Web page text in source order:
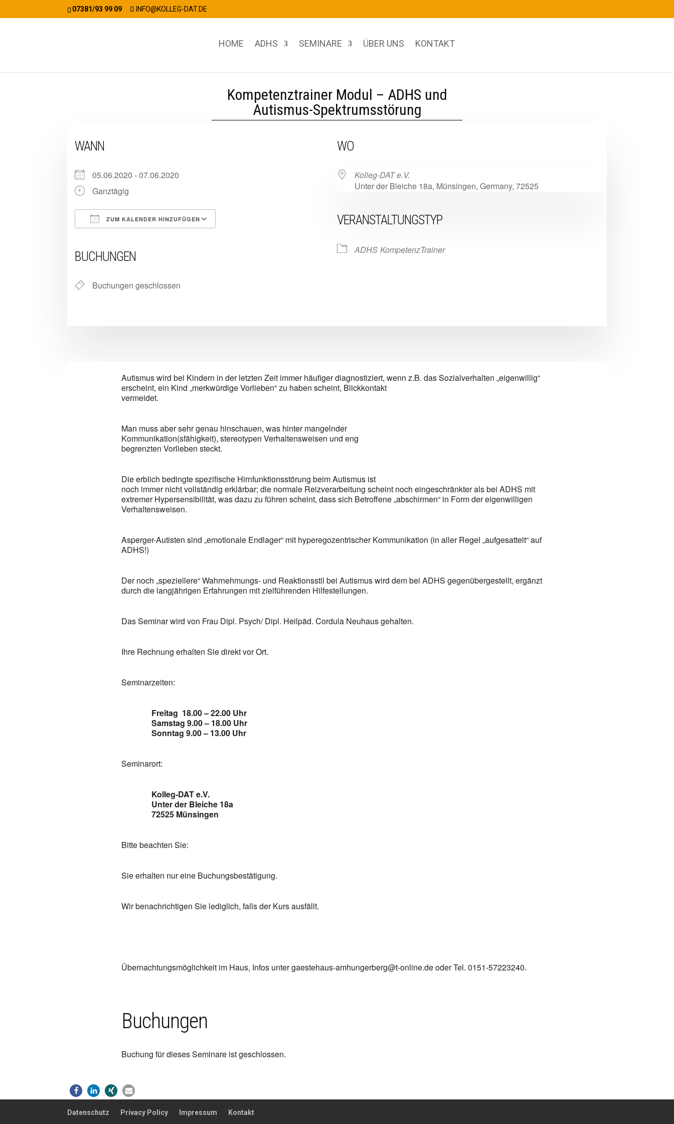
07381/93 99 09 INFO@KOLLEG-DAT.DE
HOME ADHS SEMINARE ÜBER UNS KONTAKT
Kompetenztrainer Modul – ADHS und
Autismus-Spektrumsstörung
WANN
05.06.2020 - 07.06.2020
Ganztägig
ZUM KALENDER HINZUFÜGEN
BUCHUNGEN
Buchungen geschlossen
WO
Kolleg-DAT e.V.
Unter der Bleiche 18a, Münsingen, Germany, 72525
VERANSTALTUNGSTYP
ADHS KompetenzTrainer
Autismus wird bei Kindern in der letzten Zeit immer häufiger diagnostiziert, wenn z.B. das Sozialverhalten „eigenwillig“
erscheint, ein Kind „merkwürdige Vorlieben“ zu haben scheint, Blickkontakt
vermeidet.
Man muss aber sehr genau hinschauen, was hinter mangelnder
Kommunikation(sfähigkeit), stereotypen Verhaltensweisen und eng
begrenzten Vorlieben steckt.
Die erblich bedingte spezifische Hirnfunktionsstörung beim Autismus ist
noch immer nicht vollständig erklärbar; die normale Reizverarbeitung scheint noch eingeschränkter als bei ADHS mit
extremer Hypersensibilität, was dazu zu führen scheint, dass sich Betroffene „abschirmen“ in Form der eigenwilligen
Verhaltensweisen.
Asperger-Autisten sind „emotionale Endlager“ mit hyperegozentrischer Kommunikation (in aller Regel „aufgesattelt“ auf
ADHS!)
Der noch „speziellere“ Wahrnehmungs- und Reaktionsstil bei Autismus wird dem bei ADHS gegenübergestellt, ergänzt
durch die langjährigen Erfahrungen mit zielführenden Hilfestellungen.
Das Seminar wird von Frau Dipl. Psych/ Dipl. Heilpäd. Cordula Neuhaus gehalten.
Ihre Rechnung erhalten Sie direkt vor Ort.
Seminarzeiten:
Freitag 18.00 – 22.00 Uhr
Samstag 9.00 – 18.00 Uhr
Sonntag 9.00 – 13.00 Uhr
Seminarort:
Kolleg-DAT e.V.
Unter der Bleiche 18a
72525 Münsingen
Bitte beachten Sie:
Sie erhalten nur eine Buchungsbestätigung.
Wir benachrichtigen Sie lediglich, falls der Kurs ausfällt.
Übernachtungsmöglichkeit im Haus, Infos unter gaestehaus-amhungerberg@t-online.de oder Tel. 0151-57223240.
Buchungen
Buchung für dieses Seminare ist geschlossen.
Datenschutz Privacy Policy Impressum Kontakt